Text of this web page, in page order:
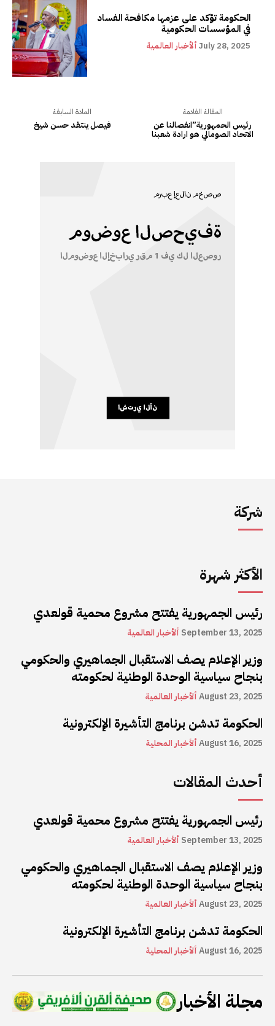
شركة
الأكثر شهرة
رئيس الجمهورية يفتتح مشروع محمية قولعدي
ألأخبار العالمية September 13, 2025
وزير الإعلام يصف الاستقبال الجماهيري والحكومي
بنجاح سياسية الوحدة الوطنية لحكومته
ألأخبار العالميةAugust 23, 2025
الحكومة تدشن برنامج التأشيرة الإلكترونية
ألأخبار المحليةAugust 16, 2025
أحدث المقالات
رئيس الجمهورية يفتتح مشروع محمية قولعدي
ألأخبار العالمية September 13, 2025
وزير الإعلام يصف الاستقبال الجماهيري والحكومي
بنجاح سياسية الوحدة الوطنية لحكومته
ألأخبار العالميةAugust 23, 2025
الحكومة تدشن برنامج التأشيرة الإلكترونية
ألأخبار المحليةAugust 16, 2025
مجلة الأخبار